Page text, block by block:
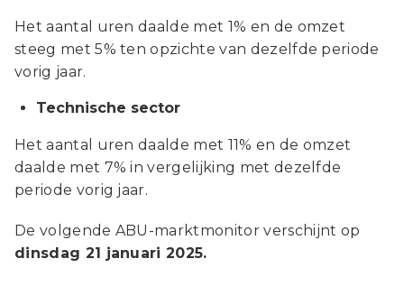
Het aantal uren daalde met 1% en de omzet
steeg met 5% ten opzichte van dezelfde periode
vorig jaar.
Technische sector
Het aantal uren daalde met 11% en de omzet
daalde met 7% in vergelijking met dezelfde
periode vorig jaar.
De volgende ABU-marktmonitor verschijnt op
dinsdag 21 januari 2025.